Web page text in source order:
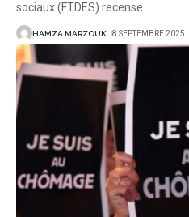
sociaux (FTDES) recense
HAMZA MARZOUK 8 SEPTEMBRE 2025